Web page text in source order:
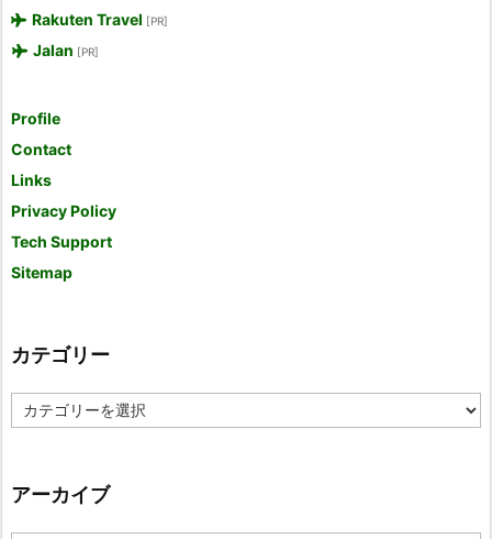
Rakuten Travel [PR]
Jalan [PR]
Profile
Contact
Links
Privacy Policy
Tech Support
Sitemap
カテゴリー
テ
ー
アーカイブ